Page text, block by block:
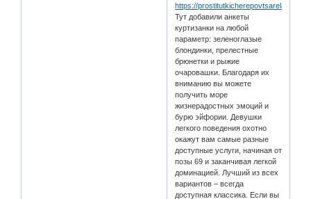
https://prostitutkicherepovtsarelax.info/
Тут добавили анкеты
куртизанки на любой
параметр: зеленоглазые
блондинки, прелестные
брюнетки и рыжие
очаровашки. Благодаря их
вниманию вы можете
получить море
жизнерадостных эмоций и
бурю эйфории. Девушки
легкого поведения охотно
окажут вам самые разные
доступные услуги, начиная от
позы 69 и заканчивая легкой
доминацией. Лучший из всех
вариантов – всегда
доступная классика. Если вы